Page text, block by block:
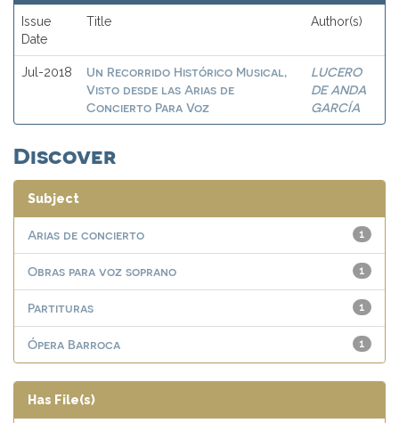
Issue
Date
Title Author(s)
Jul-2018
Un Recorrido Histórico Musical,
Visto desde las Arias de
Concierto Para Voz
LUCERO
DE ANDA
GARCÍA
Discover
Subject
1
Arias de concierto
1
Obras para voz soprano
1
Partituras
1
Ópera Barroca
Has File(s)